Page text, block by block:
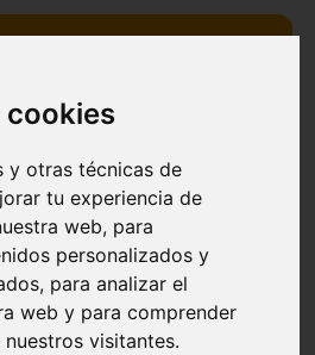
cookies
y otras técnicas de
tu experiencia de
web, para
personalizados y
para analizar el
web y para comprender
visitantes.
defendible